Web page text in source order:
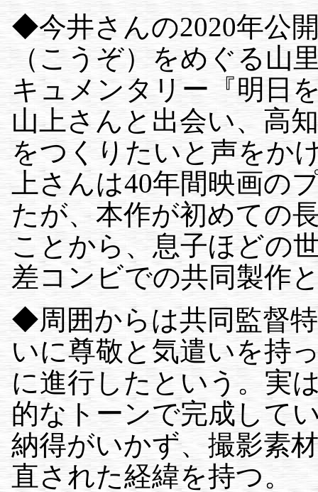
◆今井さんの2020年公
（こうぞ）をめぐる山
キュメンタリー『明日
山上さんと出会い、高
をつくりたいと声をか
上さんは40年間映画の
たが、本作が初めての
ことから、息子ほどの
差コンビでの共同製作
◆周囲からは共同監督
いに尊敬と気遣いを持
に進行したという。実
的なトーンで完成して
納得がいかず、撮影素
直された経緯を持つ。